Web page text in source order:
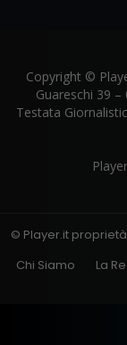
Copyright ©
Guareschi 39
Testata
© Player.it
Chi Siamo
La